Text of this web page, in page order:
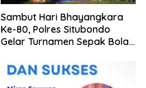
Sambut Hari Bhayangkara
Ke-80, Polres Situbondo
Gelar Turnamen Sepak Bola